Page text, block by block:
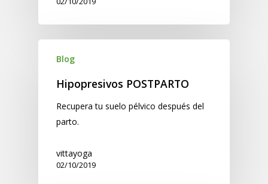
Blog
Hipopresivos POSTPARTO
Recupera tu suelo pélvico después del
parto.
vittayoga
02/10/2019